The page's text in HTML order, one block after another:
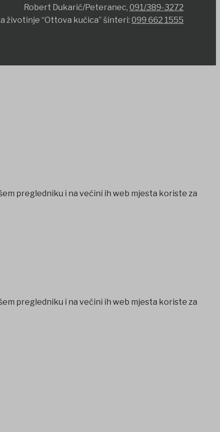
Robert Dukarić/Peteranec, 091/389-3272
životinje “Ottova kućica” šinteri: 099 662 1555
pregledniku i na većini ih web mjesta koriste za
pregledniku i na većini ih web mjesta koriste za